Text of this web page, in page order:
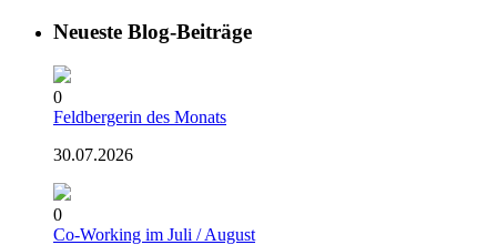
Neueste Blog-Beiträge
0
Feldbergerin des Monats
30.07.2026
0
Co-Working im Juli / August